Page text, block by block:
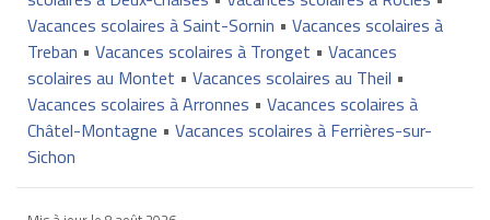
Vacances scolaires à Saint-Sornin • Vacances scolaires à
Treban • Vacances scolaires à Tronget • Vacances
scolaires au Montet • Vacances scolaires au Theil •
Vacances scolaires à Arronnes • Vacances scolaires à
Châtel-Montagne • Vacances scolaires à Ferrières-sur-
Sichon